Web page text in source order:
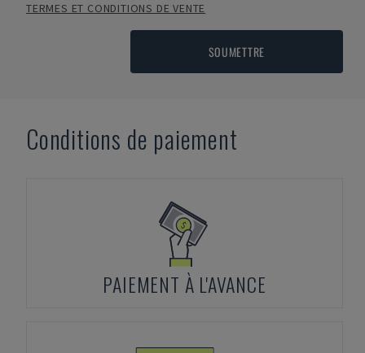
TERMES ET CONDITIONS DE VENTE
SOUMETTRE
Conditions de paiement
PAIEMENT À L'AVANCE